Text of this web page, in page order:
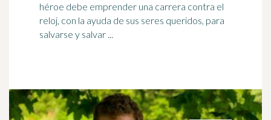
héroe debe emprender una carrera contra el
reloj, con la ayuda de sus seres queridos, para
salvarse y salvar ...